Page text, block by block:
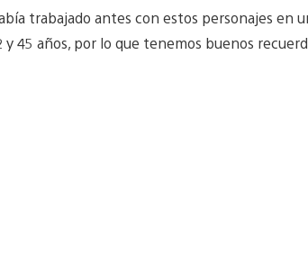
trabajado antes con estos personajes en
45 años, por lo que tenemos buenos